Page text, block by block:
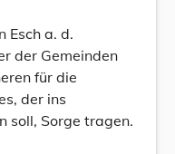
Esch a. d.
der Gemeinden
für die
der ins
soll, Sorge tragen.